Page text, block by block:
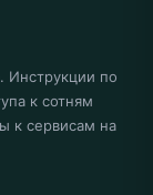
Инструкции по
к сотням
к сервисам на